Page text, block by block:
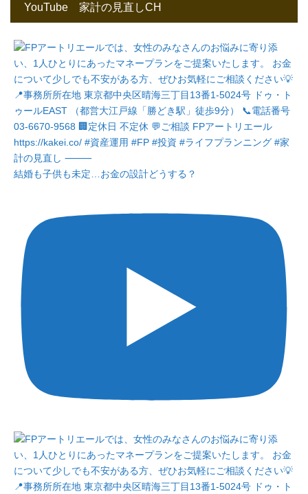
YouTube 家計の見直しCH
結婚も子供も未定…お金の設計どうする？